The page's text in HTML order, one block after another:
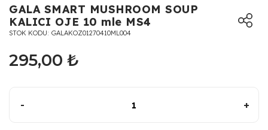
GALA SMART MUSHROOM SOUP
KALICI OJE 10 mle MS4
STOK KODU GALAKOZ01270410ML004
295,00 ₺
- +